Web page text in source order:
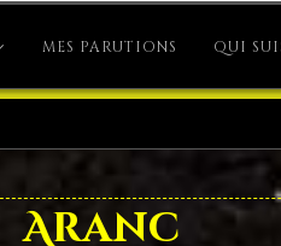
MES PARUTIONS QUI
Aranc